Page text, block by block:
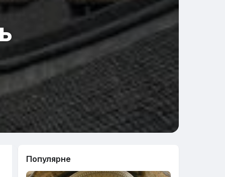
Популярне